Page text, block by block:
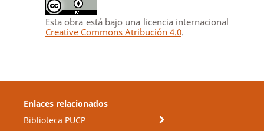
Esta obra está bajo una licencia internacional
Creative Commons Atribución 4.0.
Enlaces relacionados
Biblioteca PUCP